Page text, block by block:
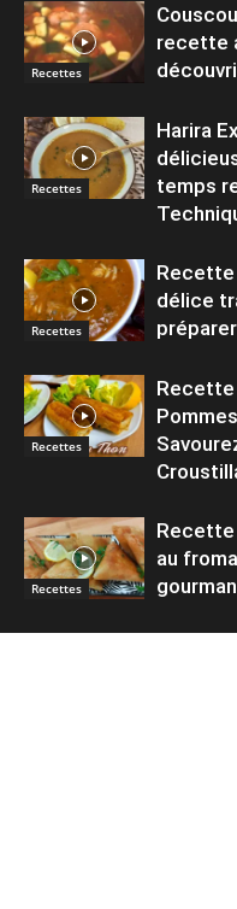
Recettes
recette
Recettes
Harira
temps
Recettes
Recette
délice
préparer
Recettes
Recette
Recettes
au